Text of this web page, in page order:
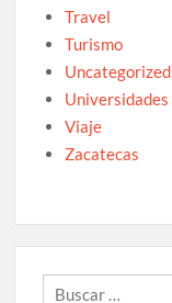
Travel
Turismo
Uncategorized
Universidades
Viaje
Zacatecas